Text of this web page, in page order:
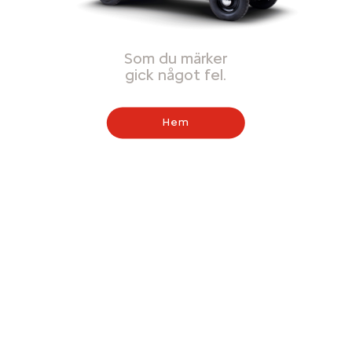
Som du märker
gick något fel.
Hem